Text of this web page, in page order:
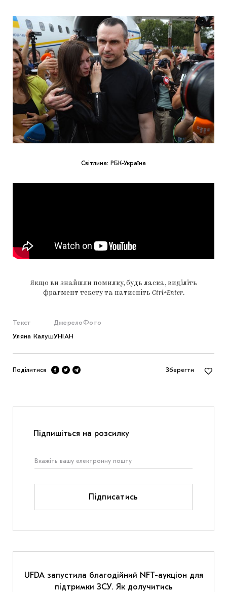
Світлина: РБК-Україна
Якщо ви знайшли помилку, будь ласка, виділіть
фрагмент тексту та натисніть Ctrl+Enter.
Текст
Уляна Калуш
Джерело
УНІАН
Фото
Поділитися Зберегти
Підпишіться на розсилку
Підписатись
UFDA запустила благодійний NFT-аукціон для
підтримки ЗСУ. Як долучитись